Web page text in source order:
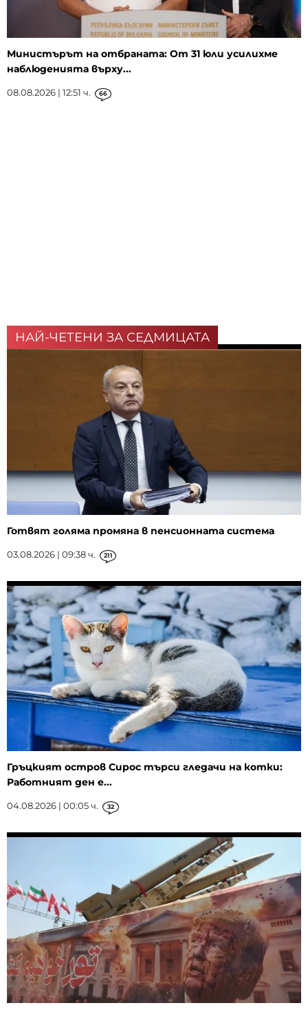
Министърът на отбраната: От 31 юли усилихме
наблюденията върху...
08.08.2026 | 12:51 ч. 66
НАЙ-ЧЕТЕНИ ЗА СЕДМИЦАТА
Готвят голяма промяна в пенсионната система
03.08.2026 | 09:38 ч. 211
Гръцкият остров Сирос търси гледачи на котки:
Работният ден е...
04.08.2026 | 00:05 ч. 32